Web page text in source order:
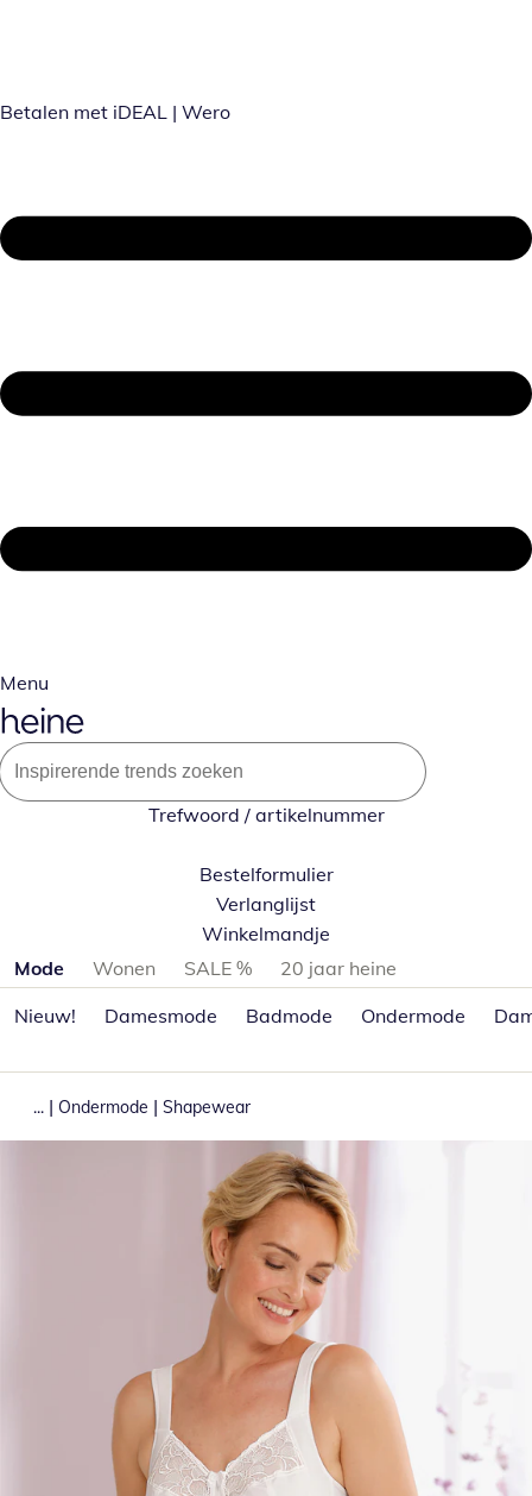
Betalen met iDEAL | Wero
Menu
Trefwoord / artikelnummer
Bestelformulier
Verlanglijst
Winkelmandje
Productcategorieën overslaan
Mode Wonen SALE %
20 jaar heine
Nieuw!
Damesmode Badmode Ondermode
... | Ondermode | Shapewear